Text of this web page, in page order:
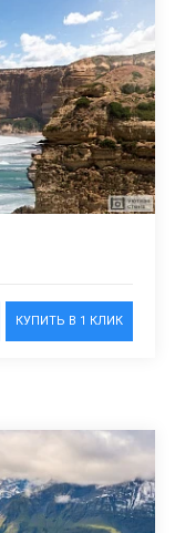
КУПИТЬ В 1 КЛИК